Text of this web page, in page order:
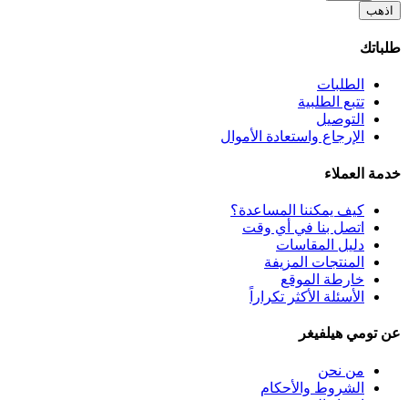
اذهب
طلباتك
الطلبات
تتبع الطلبية
التوصيل
الإرجاع واستعادة الأموال
خدمة العملاء
كيف يمكننا المساعدة؟
اتصل بنا في أي وقت
دليل المقاسات
المنتجات المزيفة
خارطة الموقع
الأسئلة الأكثر تكراراً
عن تومي هيلفيغر
من نحن
الشروط والأحكام